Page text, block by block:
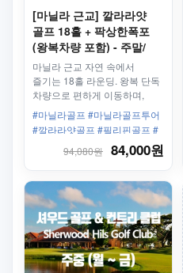
[마닐라 근교] 깔라라얏
골프 18홀 + 팍상한폭포
(왕복차량 포함) - 주말/
휴일
마닐라 근교 자연 속에서
즐기는 18홀 라운딩. 왕복 단독
차량으로 편하게 이동하며,
여유로운 환경에서 힐링 골프를
즐길 수 있습니다.
#마닐라골프 #마닐라골프투어
#깔라라얏골프 #필리핀골프 #
마닐라근교골프 #마닐라라운딩
#골프여행 #필리핀골프여행 #
마닐라단독투어 #라구나골프 #
힐링골프 #해외골프
94,080원 84,000원